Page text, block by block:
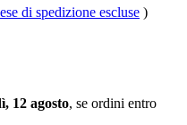
di spedizione escluse )
12 agosto, se ordini entro